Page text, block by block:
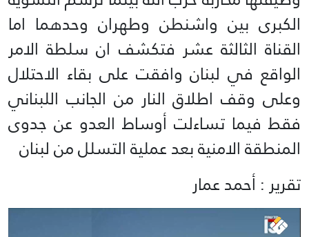
الكبرى بين واشنطن وطهران وحدهما اما
القناة الثالثة عشر فتكشف ان سلطة الامر
الواقع في لبنان وافقت على بقاء الاحتلال
وعلى وقف اطلاق النار من الجانب اللبناني
فقط فيما تساءلت أوساط العدو عن جدوى
المنطقة الامنية بعد عملية التسلل من لبنان
تقرير : أحمد عمار